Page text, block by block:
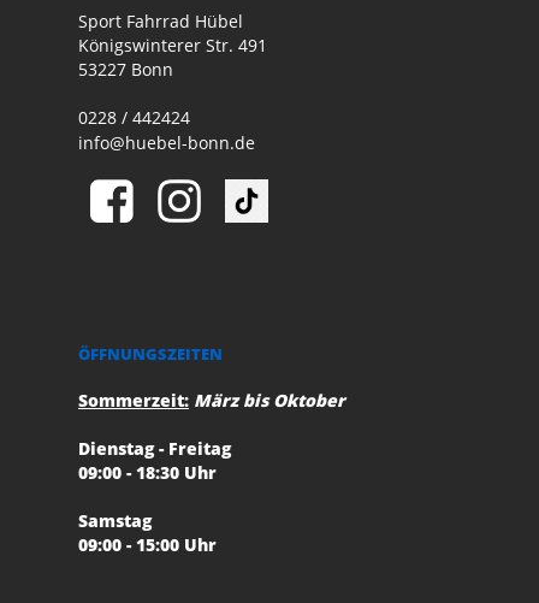
Sport Fahrrad Hübel
Königswinterer Str. 491
53227 Bonn
0228 / 442424
info@huebel-bonn.de
ÖFFNUNGSZEITEN
Sommerzeit: März bis Oktober
Dienstag - Freitag
09:00 - 18:30 Uhr
Samstag
09:00 - 15:00 Uhr